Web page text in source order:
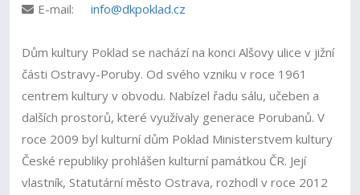
E-mail:
info@dkpoklad.cz
Dům kultury Poklad se nachází na konci Alšovy ulice v jižní
části Ostravy-Poruby. Od svého vzniku v roce 1961
centrem kultury v obvodu. Nabízel řadu sálu, učeben a
dalších prostorů, které využívaly generace Porubanů. V
roce 2009 byl kulturní dům Poklad Ministerstvem kultury
České republiky prohlášen kulturní památkou ČR. Její
vlastník, Statutární město Ostrava, rozhodl v roce 2012